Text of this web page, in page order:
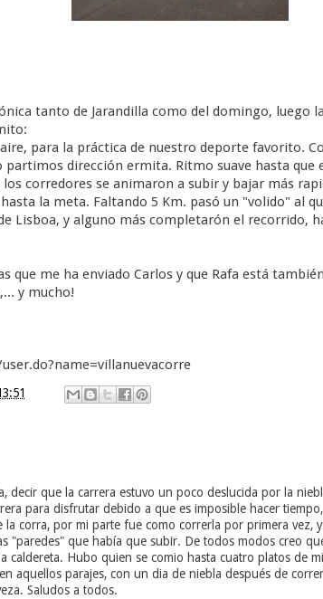
tanto de Jarandilla como del domingo, luego
para la práctica de nuestro deporte favorito.
dirección ermita. Ritmo suave hasta que
corredores se animaron a subir y bajar más
la meta. Faltando 5 Km. pasó un "volido" al
Lisboa, y alguno más completarón el recorrido,
que me ha enviado Carlos y que Rafa está
y mucho!
decir que la carrera estuvo un poco deslucida por la
para disfrutar debido a que es imposible hacer
corra, por mi parte fue como correrla por primera vez,
"paredes" que había que subir. De todos modos creo
caldereta. Hubo quien se comio hasta cuatro platos de
aquellos parajes, con un dia de niebla después de
Saludos a todos.